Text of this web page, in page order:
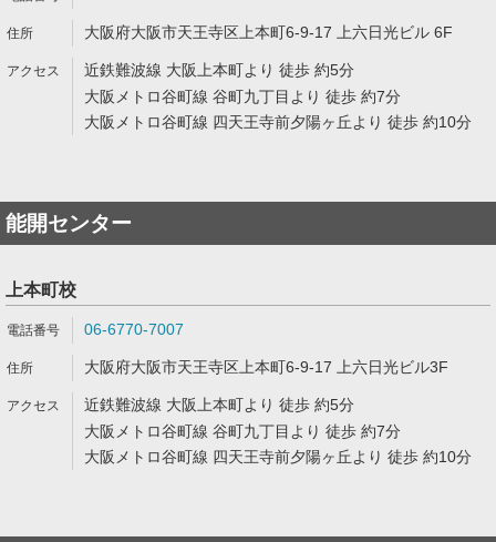
大阪府大阪市天王寺区上本町6-9-17 上六日光ビル 6F
近鉄難波線 大阪上本町より 徒歩 約5分
大阪メトロ谷町線 谷町九丁目より 徒歩 約7分
大阪メトロ谷町線 四天王寺前夕陽ヶ丘より 徒歩 約10分
能開センター
上本町校
06-6770-7007
大阪府大阪市天王寺区上本町6-9-17 上六日光ビル3F
近鉄難波線 大阪上本町より 徒歩 約5分
大阪メトロ谷町線 谷町九丁目より 徒歩 約7分
大阪メトロ谷町線 四天王寺前夕陽ヶ丘より 徒歩 約10分